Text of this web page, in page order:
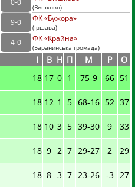
0-0
(Вишково)
9-0 ФК «Бужора»
(Іршава)
4-0 ФК «Крайна»
(Баранинська громада)
I В Н П М Р
О
18 17 0 1 75-9 66 51
18 12 1 5 68-16 52 37
18 10 3 5 39-30 9 33
18 9 2 7 29-27 2 29
18 8 3 7 23-26 -3 27